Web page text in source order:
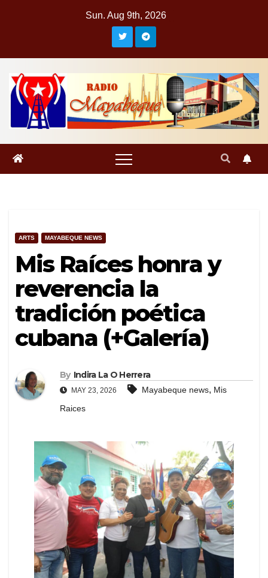
Sun. Aug 9th, 2026
ARTS MAYABEQUE NEWS
Mis Raíces honra y
reverencia la
tradición poética
cubana (+Galería)
By Indira La O Herrera
MAY 23, 2026 Mayabeque news, Mis
Raices